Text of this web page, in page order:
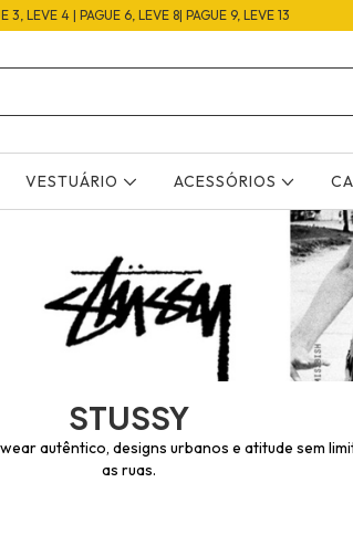
3, LEVE 4 | PAGUE 6, LEVE 8| PAGUE 9, LEVE 13
VESTUÁRIO ACESSÓRIOS
STUSSY
autêntico, designs urbanos e atitude sem
as ruas.